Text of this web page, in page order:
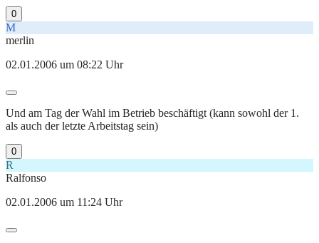
0
M
merlin
02.01.2006 um 08:22 Uhr
Und am Tag der Wahl im Betrieb beschäftigt (kann sowohl der 1.
als auch der letzte Arbeitstag sein)
0
R
Ralfonso
02.01.2006 um 11:24 Uhr